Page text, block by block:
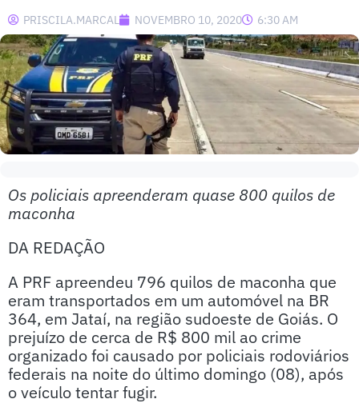
PRISCILA.MARCAL NOVEMBRO 10, 2020 6:30 AM
Os policiais apreenderam quase 800 quilos de
maconha
DA REDAÇÃO
A PRF apreendeu 796 quilos de maconha que
eram transportados em um automóvel na BR
364, em Jataí, na região sudoeste de Goiás. O
prejuízo de cerca de R$ 800 mil ao crime
organizado foi causado por policiais rodoviários
federais na noite do último domingo (08), após
o veículo tentar fugir.